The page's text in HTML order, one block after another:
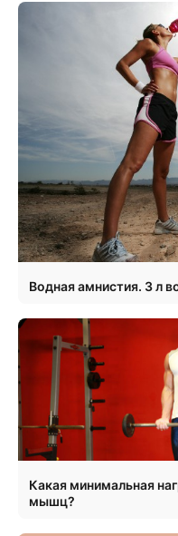
Водная амнистия. 3 л
Какая минимальная
мышц?